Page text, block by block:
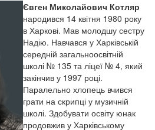
Євген Миколайович Котляр
народився 14 квітня 1980 року
в Харкові. Мав молодшу сестру
Надію. Навчався у Харківській
середній загальноосвітній
школі № 135 та ліцеї № 4, який
закінчив у 1997 році.
Паралельно хлопець вчився
грати на скрипці у музичній
школі. Здобувати освіту юнак
продовжив у Харківському